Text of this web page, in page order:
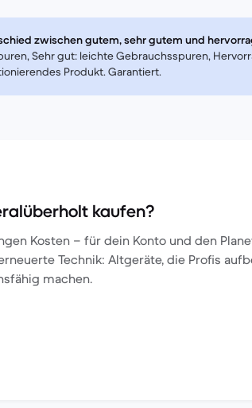
zwischen gutem, sehr gutem und
Sehr gut: leichte Gebrauchsspuren,
Produkt. Garantiert.
kaufen?
Kosten – für dein Konto und den
Technik: Altgeräte, die Profis
machen.